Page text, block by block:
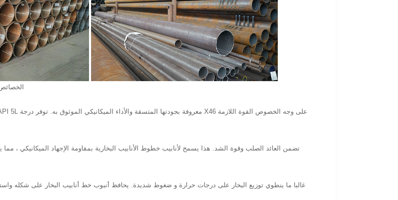
الخصائص
غالبا ما ينطوي توزيع البخار على درجات حرارة و ضغوط شديدة. يحافظ أنبوب خط أنابيب البخار على شكله